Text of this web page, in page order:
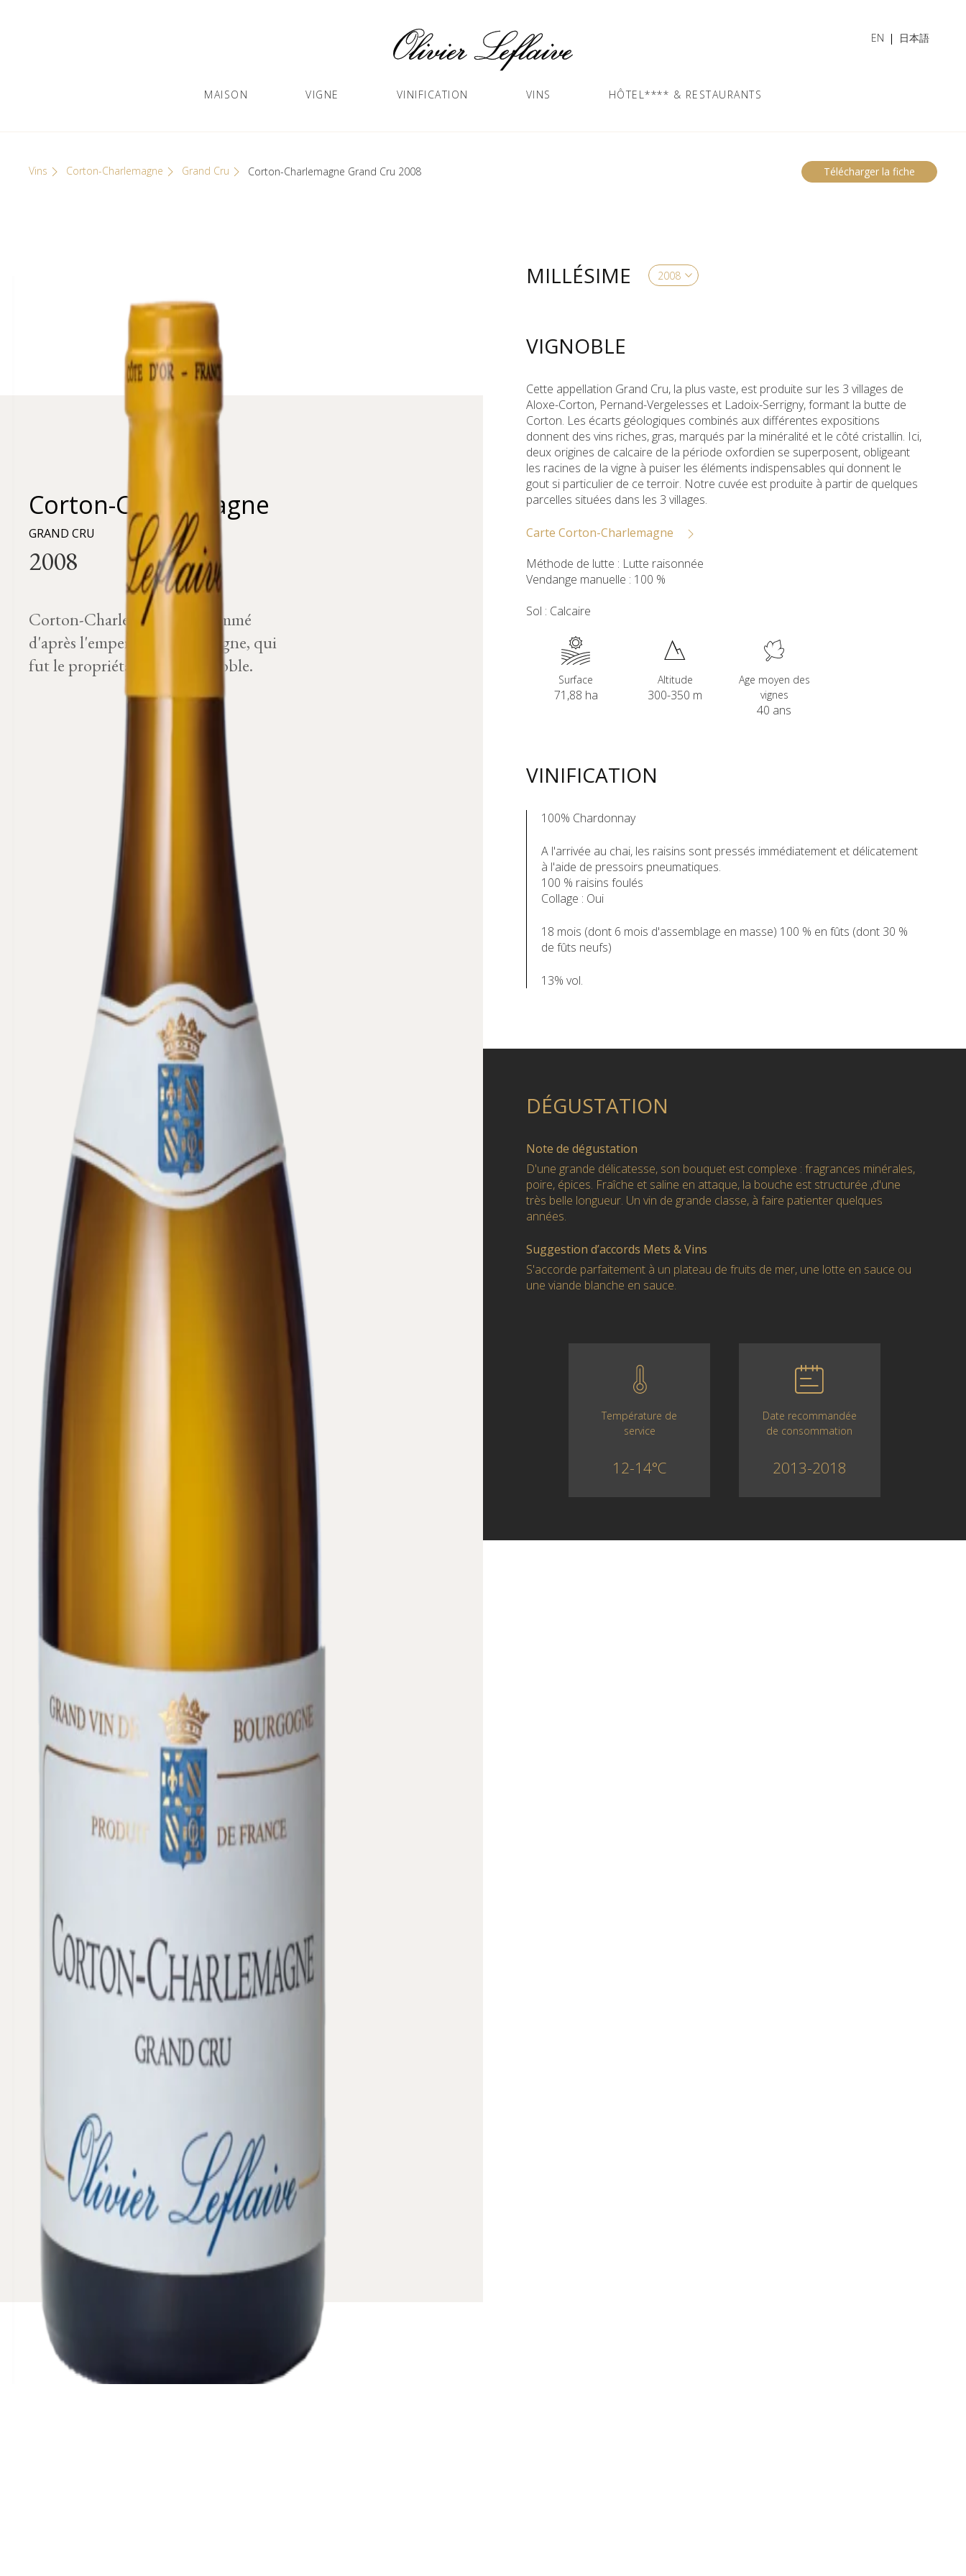
EN 日本語
MAISON VIGNE VINIFICATION VINS HÔTEL**** & RESTAURANTS
Vins Corton-Charlemagne Grand Cru Corton-Charlemagne Grand Cru 2008 Télécharger la fiche
Corton-Charlemagne
GRAND CRU
Corton-Charlemagne est nommé
d'après l'empereur Charlemagne, qui
fut le propriétaire de ce vignoble.
MILLÉSIME
VIGNOBLE
Cette appellation Grand Cru, la plus vaste, est produite sur les 3 villages de
Aloxe-Corton, Pernand-Vergelesses et Ladoix-Serrigny, formant la butte de
Corton. Les écarts géologiques combinés aux différentes expositions
donnent des vins riches, gras, marqués par la minéralité et le côté cristallin. Ici,
deux origines de calcaire de la période oxfordien se superposent, obligeant
les racines de la vigne à puiser les éléments indispensables qui donnent le
gout si particulier de ce terroir. Notre cuvée est produite à partir de quelques
parcelles situées dans les 3 villages.
Carte Corton-Charlemagne
Méthode de lutte : Lutte raisonnée
Vendange manuelle : 100 %
Sol : Calcaire
Surface
71,88 ha
Altitude
300-350 m
Age moyen des
vignes
40 ans
VINIFICATION
100% Chardonnay
A l'arrivée au chai, les raisins sont pressés immédiatement et délicatement
à l'aide de pressoirs pneumatiques.
100 % raisins foulés
Collage : Oui
18 mois (dont 6 mois d'assemblage en masse) 100 % en fûts (dont 30 %
de fûts neufs)
13% vol.
DÉGUSTATION
Note de dégustation
D'une grande délicatesse, son bouquet est complexe : fragrances minérales,
poire, épices. Fraîche et saline en attaque, la bouche est structurée ,d'une
très belle longueur. Un vin de grande classe, à faire patienter quelques
années.
Suggestion d’accords Mets & Vins
S'accorde parfaitement à un plateau de fruits de mer, une lotte en sauce ou
une viande blanche en sauce.
Température de
service
12-14°C
Date recommandée
de consommation
2013-2018